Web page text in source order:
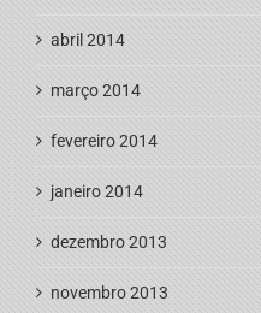
abril 2014
março 2014
fevereiro 2014
janeiro 2014
dezembro 2013
novembro 2013